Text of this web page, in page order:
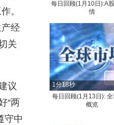
。
经
关
议
“两
守中
每日回顾(1月10日):A
情
1分18秒
每日回顾(1月13日): 全
概览